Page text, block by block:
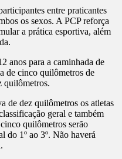
entre praticantes
os sexos. A PCP reforça
a prática esportiva, além
anos para a caminhada de
de cinco quilômetros de
quilômetros.
de dez quilômetros os atletas
geral e também
quilômetros serão
do 1º ao 3º. Não haverá